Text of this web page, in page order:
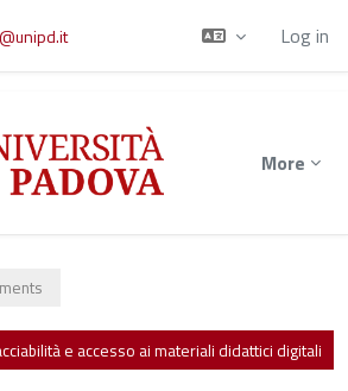
Log in
More
e accesso ai materiali didattici digitali